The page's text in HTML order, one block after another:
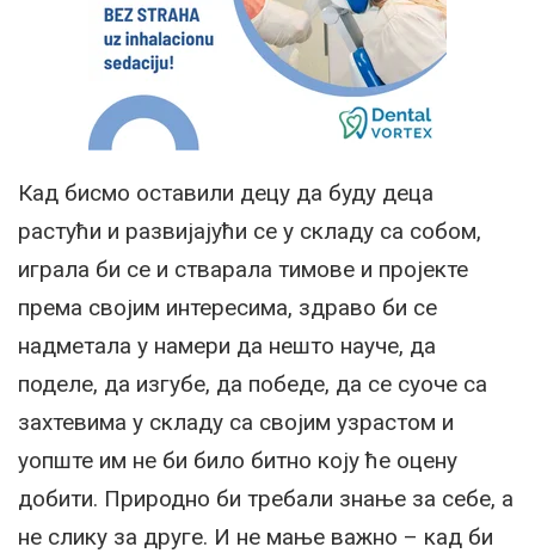
Кад бисмо оставили децу да буду деца
растући и развијајући се у складу са собом,
играла би се и стварала тимове и пројекте
према својим интересима, здраво би се
надметала у намери да нешто науче, да
поделе, да изгубе, да победе, да се суоче са
захтевима у складу са својим узрастом и
уопште им не би било битно коју ће оцену
добити. Природно би требали знање за себе, а
не слику за друге. И не мање важно – кад би